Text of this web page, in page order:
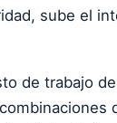
sube el
de trabajo